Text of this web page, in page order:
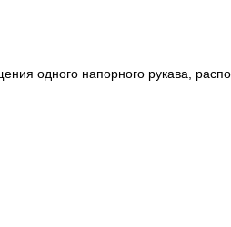
одного напорного рукава,